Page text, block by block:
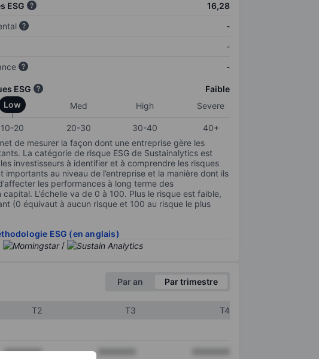
ESG
16,28
-
-
-
ESG
Faible
Low Med High Severe
10-20 20-30 30-40
40+
de mesurer la façon dont une entreprise gère les
La catégorie de risque ESG de Sustainalytics est
investisseurs à identifier et à comprendre les risques
importants au niveau de l’entreprise et la manière dont ils
les performances à long terme des
capital. L’échelle va de 0 à 100. Plus le risque est faible,
(0 équivaut à aucun risque et 100 au risque le plus
ESG (en anglais)
/
Par an Par trimestre
T2 T3
T4
XXXXXXX